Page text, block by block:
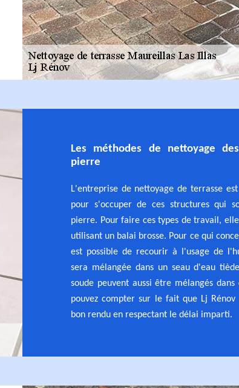
Les méthodes de nettoyage
pierre
L'entreprise de nettoyage de terrasse
pour s'occuper de ces structures qui
pierre. Pour faire ces types de travail,
utilisant un balai brosse. Pour ce qui
est possible de recourir à l'usage de
sera mélangée dans un seau d'eau
soude peuvent aussi être mélangés dans
pouvez compter sur le fait que Lj Rénov
bon rendu en respectant le délai imparti.